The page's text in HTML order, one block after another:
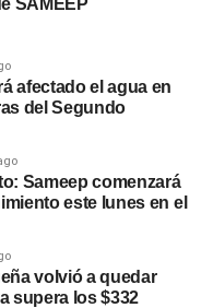
SAMEEP
afectado el agua en
del Segundo
Sameep comenzará
este lunes en el
volvió a quedar
supera los $332